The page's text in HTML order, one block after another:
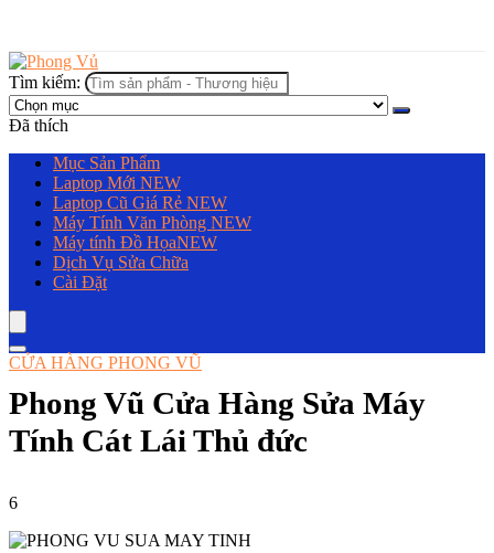
Tìm kiếm:
Đã thích
Mục Sản Phẩm
Laptop Mới NEW
Laptop Cũ Giá Rẻ NEW
Máy Tính Văn Phòng NEW
Máy tính Đồ HọaNEW
Dịch Vụ Sửa Chữa
Cài Đặt
CỬA HÀNG PHONG VŨ
Phong Vũ Cửa Hàng Sửa Máy
Tính Cát Lái Thủ đức
6